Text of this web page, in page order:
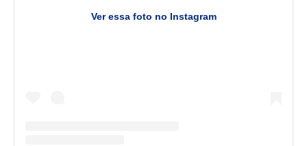
Ver essa foto no Instagram